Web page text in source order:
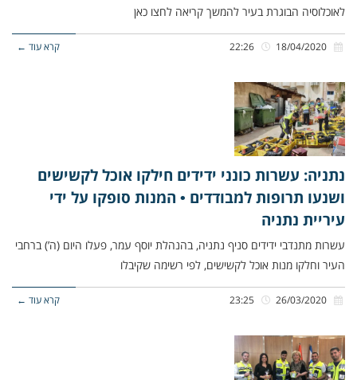
לאוכלוסיה הבוגרת בעיר להמשך קריאה לחצו כאן
קרא עוד ←
נתניה: עשרות כונני ידידים חילקו אוכל לקשישים
ושנעו תרופות למבודדים • המנות סופקו על ידי
עיריית נתניה
עשרות מתנדבי ידידים סניף נתניה, בהנהלת יוסף עמר, פעלו היום (ה’) ברחבי
העיר וחלקו מנות אוכל לקשישים, לפי רשימה שקיבלו
קרא עוד ←